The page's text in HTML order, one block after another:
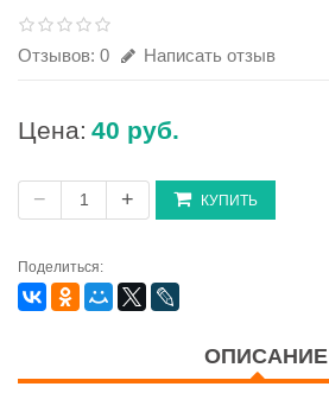
Отзывов: 0 Написать отзыв
Цена: 40 руб.
− + КУПИТЬ
Поделиться:
ОПИСАНИЕ